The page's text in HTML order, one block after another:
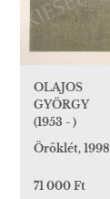
OLAJOS
GYÖRGY
(1953 - )
Öröklét, 1998
71 000 Ft